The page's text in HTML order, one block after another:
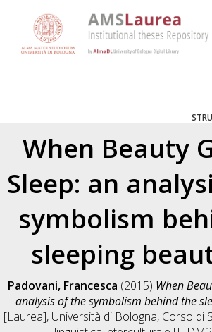
When Beauty
Sleep: an
symbolism
sleeping
Padovani, Francesca (2015) When
analysis of the symbolism behind the
[Laurea], Università di Bologna, Corso di